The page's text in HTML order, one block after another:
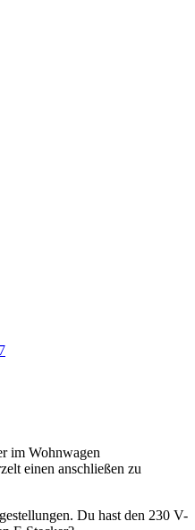
im Wohnwagen
einen anschließen zu
Du hast den 230 V-